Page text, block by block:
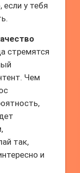
у тебя
стремятся
Чем
так,
и